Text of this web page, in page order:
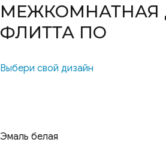
МЕЖКОМНАТНАЯ
ФЛИТТА ПО
Выбери свой дизайн
Эмаль белая